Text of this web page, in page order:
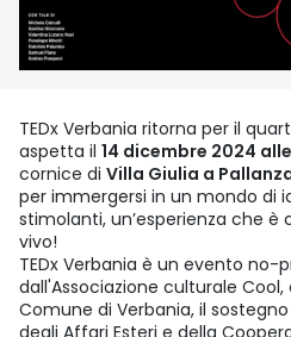
TEDx Verbania ritorna per il
aspetta il 14 dicembre 2024
cornice di Villa Giulia a
per immergersi in un mondo di
stimolanti, un’esperienza che è
vivo!
TEDx Verbania è un evento no-
dall'Associazione culturale
Comune di Verbania, il